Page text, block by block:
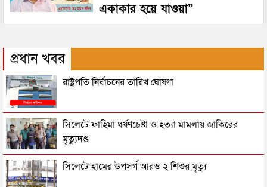
একাকার হয়ে যাওয়া”
প্রধান খবর
রাষ্ট্রপতি নির্বাচনের তারিখ ঘোষণা
সিলেটে ফাহিমা ধর্ষণচেষ্টা ও হত্যা মামলায় জাকিরের
মৃত্যুদণ্ড
সিলেটে হামের উপসর্গ আরও ২ শিশুর মৃত্যু